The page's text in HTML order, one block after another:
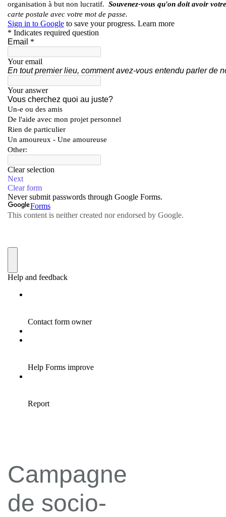
Campagne
de socio-